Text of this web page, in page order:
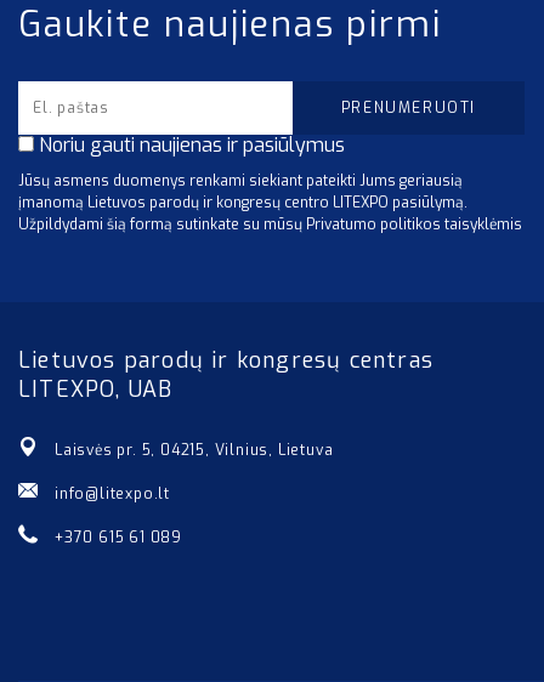
Gaukite naujienas pirmi
Noriu gauti naujienas ir pasiūlymus
Jūsų asmens duomenys renkami siekiant pateikti Jums geriausią
įmanomą Lietuvos parodų ir kongresų centro LITEXPO pasiūlymą.
Užpildydami šią formą sutinkate su mūsų Privatumo politikos taisyklėmis
Lietuvos parodų ir kongresų centras
LITEXPO, UAB
Laisvės pr. 5, 04215, Vilnius, Lietuva
info@litexpo.lt
+370 615 61 089